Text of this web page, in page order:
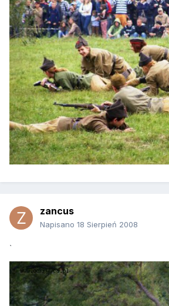
zancus
Napisano 18 Sierpień 2008
`